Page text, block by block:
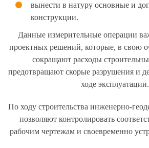
вынести в натуру основные и
конструкции.
Данные измерительные операции
проектных решений, которые, в свою
сокращают расходы
предотвращают скорые разрушения и
ходе эксплуатации.
По ходу строительства инженерно-
позволяют контролировать
рабочим чертежам и своевременно